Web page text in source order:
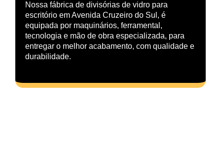
Nossa fábrica de divisórias de vidro para
escritório em Avenida Cruzeiro do Sul, é
equipada por maquinários, ferramental,
tecnologia e mão de obra especializada, para
entregar o melhor acabamento, com qualidade e
durabilidade.